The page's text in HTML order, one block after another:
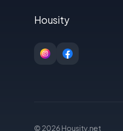
Housity
© 2026 Housity.net